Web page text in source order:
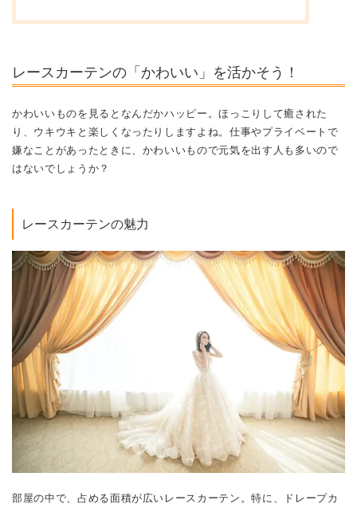
レースカーテンの「かわいい」を活かそう！
かわいいものを見るとなんだかハッピー。ほっこりして癒された
り、ウキウキと楽しくなったりしますよね。仕事やプライベートで
嫌なことがあったときに、かわいいもので元気を出す人も多いので
はないでしょうか？
レースカーテンの魅力
部屋の中で、占める面積が広いレースカーテン。特に、ドレープカ